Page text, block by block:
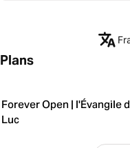
Plans
Forever Open | l'Évangile
Luc